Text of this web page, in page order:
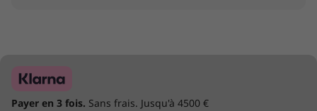
Payer en 3 fois. Sans frais. Jusqu'à 4500 €